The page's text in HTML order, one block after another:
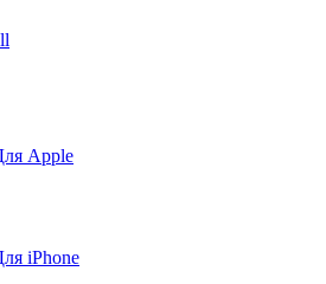
Apple
iPhone